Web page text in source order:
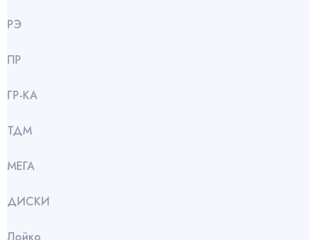
РЭ
ПР
ГР-КА
ТДМ
МЕГА
ДИСКИ